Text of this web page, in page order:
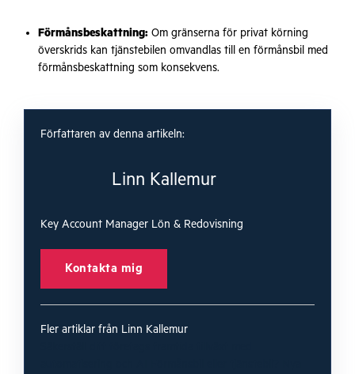
Förmånsbeskattning:Om gränserna för privat körning
överskrids kan tjänstebilen omvandlas till en förmånsbil med
förmånsbeskattning som konsekvens.
Författaren av denna artikeln:
Linn Kallemur
Key Account Manager Lön & Redovisning
Kontakta mig
Fler artiklar från Linn Kallemur